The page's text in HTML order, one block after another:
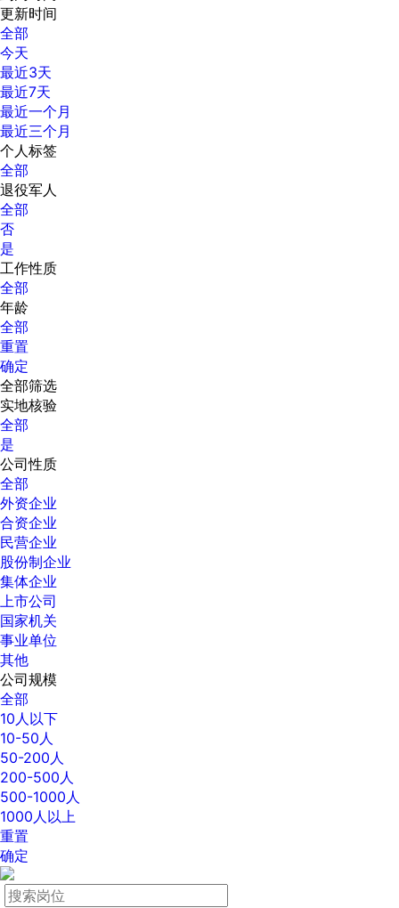
更新时间
全部
今天
最近3天
最近7天
最近一个月
最近三个月
个人标签
全部
退役军人
全部
否
是
工作性质
全部
年龄
全部
重置
确定
全部筛选
实地核验
全部
是
公司性质
全部
外资企业
合资企业
民营企业
股份制企业
集体企业
上市公司
国家机关
事业单位
其他
公司规模
全部
10人以下
10-50人
50-200人
200-500人
500-1000人
1000人以上
重置
确定